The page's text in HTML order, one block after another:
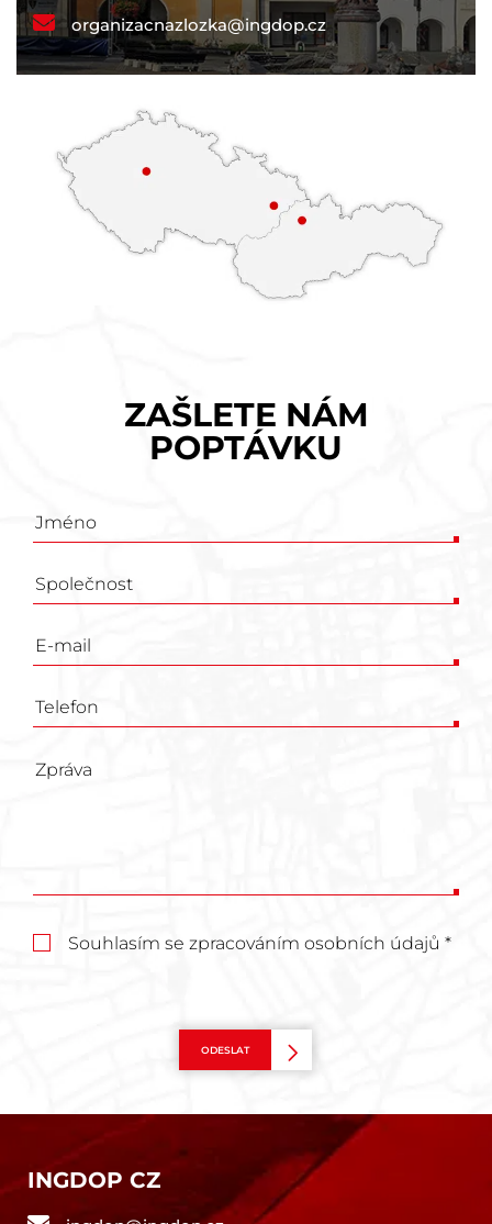
organizacnazlozka@ingdop.cz
ZAŠLETE NÁM
POPTÁVKU
Poptávkový
Souhlasím se zpracováním osobních údajů *
ODESLAT
INGDOP CZ